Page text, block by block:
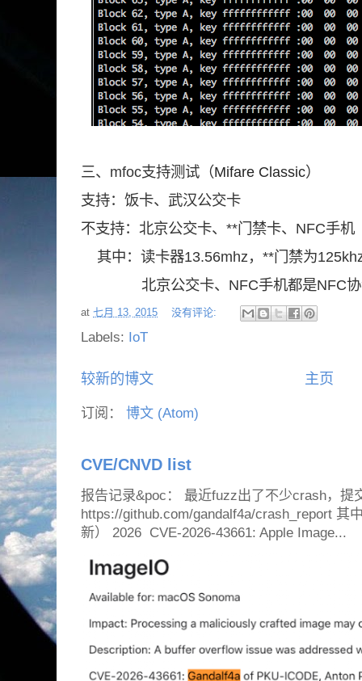
三、mfoc支持测试（Mifare Classic）
支持：饭卡、武汉公交卡
不支持：北京公交卡、**门禁卡、NFC手机
其中：读卡器13.56mhz，**门禁为
北京公交卡、NFC手机都是NFC协
at 七月 13, 2015 没有评论:
Labels: IoT
较新的博文 主页
订阅： 博文 (Atom)
CVE/CNVD list
报告记录&poc： 最近fuzz出了不少crash，提
https://github.com/gandalf4a/crash_report 其
新） 2026 CVE-2026-43661: Apple Image...